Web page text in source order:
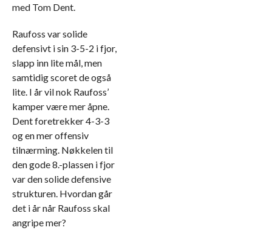
med Tom Dent.
Raufoss var solide
defensivt i sin 3-5-2 i fjor,
slapp inn lite mål, men
samtidig scoret de også
lite. I år vil nok Raufoss’
kamper være mer åpne.
Dent foretrekker 4-3-3
og en mer offensiv
tilnærming. Nøkkelen til
den gode 8.-plassen i fjor
var den solide defensive
strukturen. Hvordan går
det i år når Raufoss skal
angripe mer?